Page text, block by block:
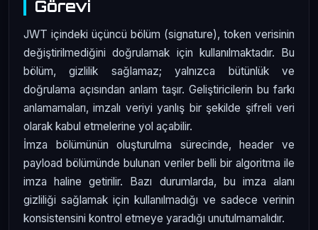
Görevi
JWT içindeki üçüncü bölüm (signature), token verisinin
değiştirilmediğini doğrulamak için kullanılmaktadır. Bu
bölüm, gizlilik sağlamaz; yalnızca bütünlük ve
doğrulama açısından anlam taşır. Geliştiricilerin bu farkı
anlamamaları, imzalı veriyi yanlış bir şekilde şifreli veri
olarak kabul etmelerine yol açabilir.
İmza bölümünün oluşturulma sürecinde, header ve
payload bölümünde bulunan veriler belli bir algoritma ile
imza haline getirilir. Bazı durumlarda, bu imza alanı
gizliliği sağlamak için kullanılmadığı ve sadece verinin
konsistensini kontrol etmeye yaradığı unutulmamalıdır.